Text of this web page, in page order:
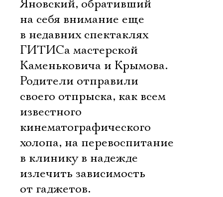
Яновский, обративший
на себя внимание еще
в недавних спектаклях
ГИТИСа мастерской
Каменьковича и Крымова.
Родители отправили
своего отпрыска, как всем
известного
кинематографического
холопа, на перевоспитание
в клинику в надежде
излечить зависимость
от гаджетов.